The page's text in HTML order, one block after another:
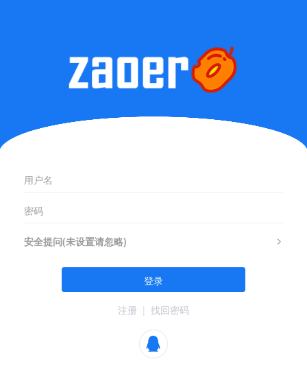
安全提问(未设置请忽略)
登录
注册 | 找回密码